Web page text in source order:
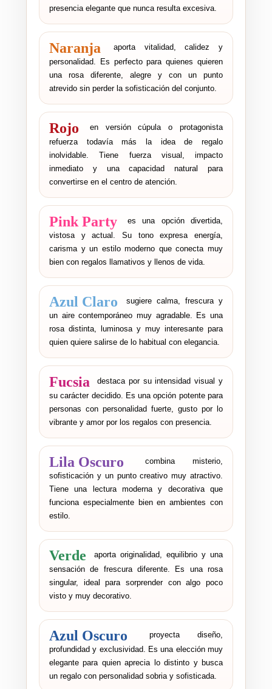
presencia elegante que nunca resulta excesiva.
Naranja
aporta vitalidad, calidez y
personalidad. Es perfecto para quienes quieren
una rosa diferente, alegre y con un punto
atrevido sin perder la sofisticación del conjunto.
Rojo
en versión cúpula o protagonista
refuerza todavía más la idea de regalo
inolvidable. Tiene fuerza visual, impacto
inmediato y una capacidad natural para
convertirse en el centro de atención.
Pink Party
es una opción divertida,
vistosa y actual. Su tono expresa energía,
carisma y un estilo moderno que conecta muy
bien con regalos llamativos y llenos de vida.
Azul Claro
sugiere calma, frescura y
un aire contemporáneo muy agradable. Es una
rosa distinta, luminosa y muy interesante para
quien quiere salirse de lo habitual con elegancia.
Fucsia
destaca por su intensidad visual y
su carácter decidido. Es una opción potente para
personas con personalidad fuerte, gusto por lo
vibrante y amor por los regalos con presencia.
Lila Oscuro
combina misterio,
sofisticación y un punto creativo muy atractivo.
Tiene una lectura moderna y decorativa que
funciona especialmente bien en ambientes con
estilo.
Verde
aporta originalidad, equilibrio y una
sensación de frescura diferente. Es una rosa
singular, ideal para sorprender con algo poco
visto y muy decorativo.
Azul Oscuro
proyecta diseño,
profundidad y exclusividad. Es una elección muy
elegante para quien aprecia lo distinto y busca
un regalo con personalidad sobria y sofisticada.